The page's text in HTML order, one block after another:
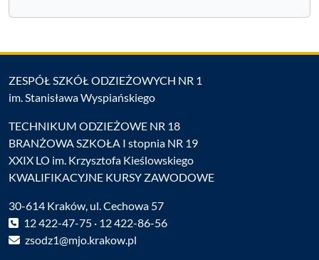
ZESPÓŁ SZKÓŁ ODZIEŻOWYCH NR 1
im. Stanisława Wyspiańskiego
TECHNIKUM ODZIEŻOWE NR 18
BRANŻOWA SZKOŁA I stopnia NR 19
XXIX LO im. Krzysztofa Kieślowskiego
KWALIFIKACYJNE KURSY ZAWODOWE
30-614 Kraków, ul. Cechowa 57
12 422-47-75 · 12 422-86-56
zsodz1@mjo.krakow.pl